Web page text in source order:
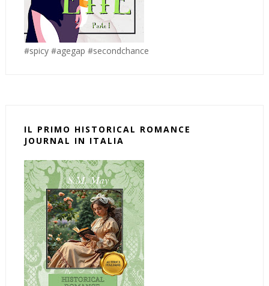
#spicy #agegap #secondchance
IL PRIMO HISTORICAL ROMANCE
JOURNAL IN ITALIA